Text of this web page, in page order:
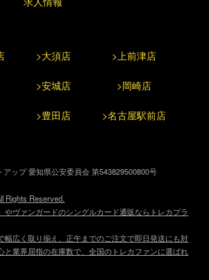
>大須店 >上前津店
>安城店 >岡崎店
>豊田店 >名古屋駅前店
アップ 愛知県公安委員会 第543829500800号
Rights Reserved.
やヴァンガードのシングルカード通販ならトレカプラ
幅広く取り揃え、正午までのご注文で即日発送にも対
と業界屈指の在庫数で、全国のトレカファンに選ばれ